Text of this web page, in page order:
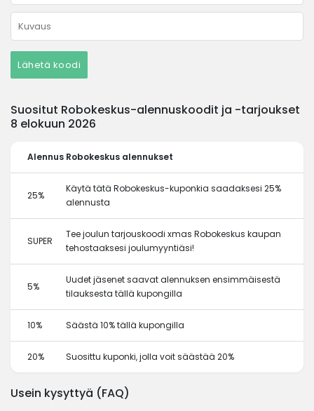
Lähetä koodi
Suositut Robokeskus-alennuskoodit ja -tarjoukset
8 elokuun 2026
Alennus Robokeskus alennukset
25%
Käytä tätä Robokeskus-kuponkia saadaksesi 25%
alennusta
SUPER
Tee joulun tarjouskoodi xmas Robokeskus kaupan
tehostaaksesi joulumyyntiäsi!
5%
Uudet jäsenet saavat alennuksen ensimmäisestä
tilauksesta tällä kupongilla
10% Säästä 10% tällä kupongilla
20% Suosittu kuponki, jolla voit säästää 20%
Usein kysyttyä (FAQ)